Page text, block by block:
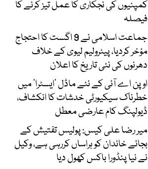
کمپنیوں کی نجکاری کا عمل تیز کرنے کا
فیصلہ
جماعت اسلامی نے 9 اگست کا احتجاج
مؤخر کردیا، پیٹرولیم لیوی کے خلاف
دھرنوں کی نئی تاریخ کا اعلان
اوپن اے آئی کے نئے ماڈل ’ایسٹرا‘ میں
خطرناک سیکیورٹی خدشات کا انکشاف،
ڈیولپنگ کام عارضی معطل
میر رضا علی کیس: پولیس تفتیش کے
بجائے خاندان کو ہراساں کررہی ہے، وکیل
نے نیا پنڈورا باکس کھول دیا